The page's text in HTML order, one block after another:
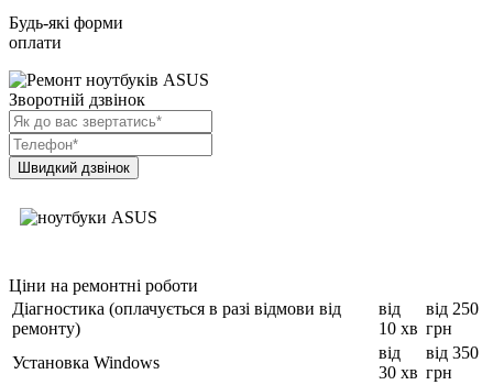
Будь-які форми
оплати
Зворотній дзвінок
Ціни на ремонтні роботи
Діагностика (оплачується в разі відмови від
ремонту)
від
10 хв
від 250
грн
Установка Windows
від
30 хв
від 350
грн